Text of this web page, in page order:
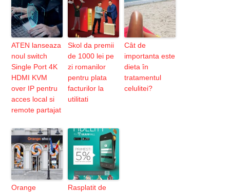
ATEN lanseaza
noul switch
Single Port 4K
HDMI KVM
over IP pentru
acces local si
remote partajat
Skol da premii
de 1000 lei pe
zi romanilor
pentru plata
facturilor la
utilitati
Cât de
importanta este
dieta în
tratamentul
celulitei?
Orange
Rasplatit de